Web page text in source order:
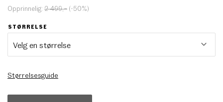
Opprinnelig: 2 499,– (-50%)
STØRRELSE
Størrelsesguide